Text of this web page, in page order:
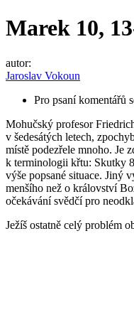
Marek 10,
autor:
Jaroslav Vokoun
Pro psaní komentářů
Mohučský profesor
v šedesátých letech,
místě podezřele mnoho. Je
k terminologii křtu: Skutky
výše popsané situace. Jiný
menšího než o království
očekávání svědčí pro
Ježíš ostatně celý problém